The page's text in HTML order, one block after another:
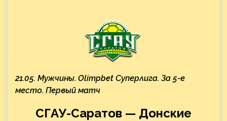
21.05. Мужчины. Olimpbet Суперлига. За 5-е
место. Первый матч
СГАУ-Саратов — Донские